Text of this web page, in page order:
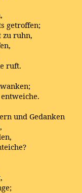
getroffen;
zu ruhn,
ruft.
und Gedanken